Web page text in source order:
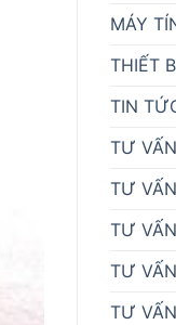
MÁY
THIẾT
TIN
TƯ
TƯ
TƯ
TƯ
TƯ